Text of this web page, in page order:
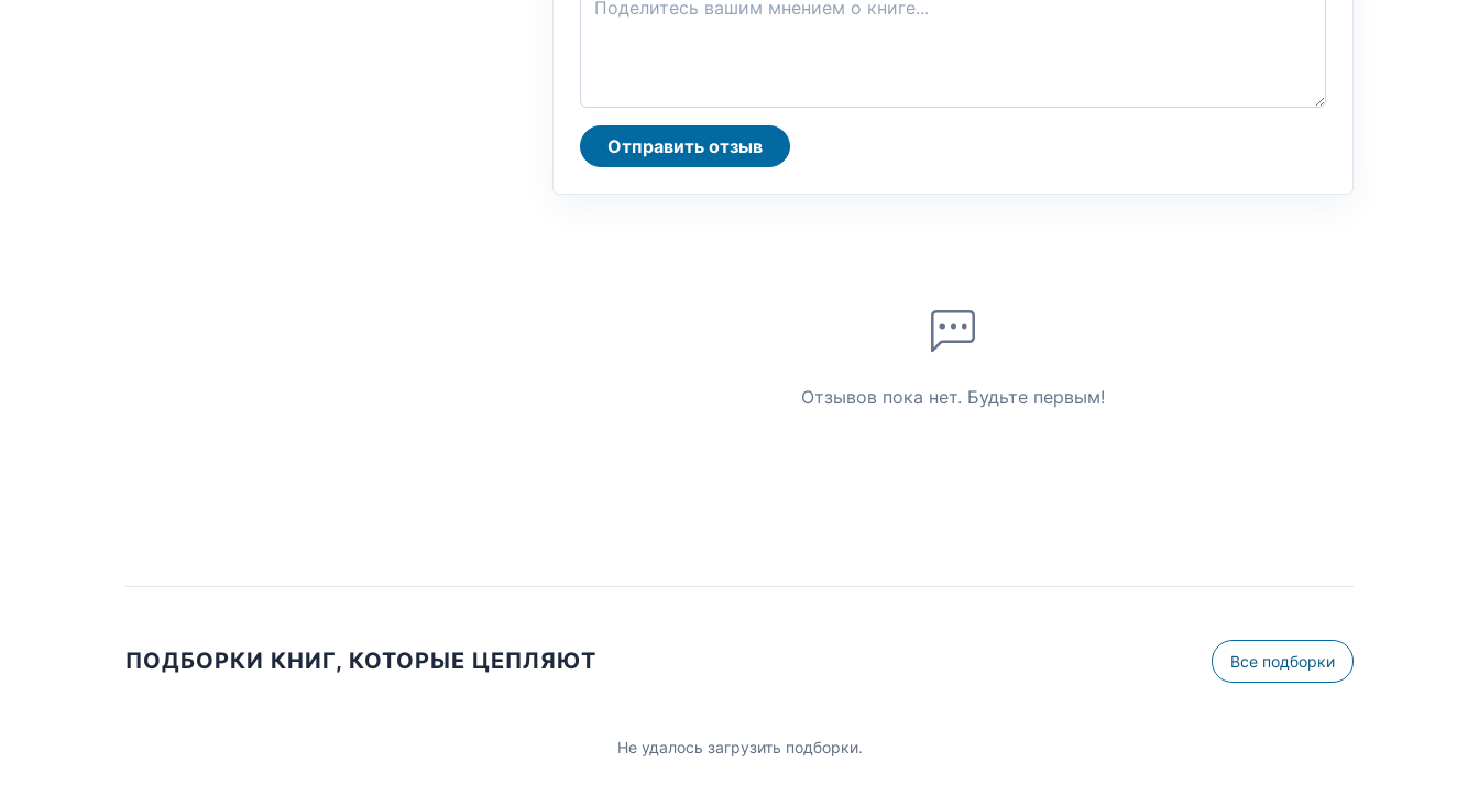
Отправить отзыв
Отзывов пока нет. Будьте первым!
ПОДБОРКИ КНИГ, КОТОРЫЕ ЦЕПЛЯЮТ Все подборки
Не удалось загрузить подборки.